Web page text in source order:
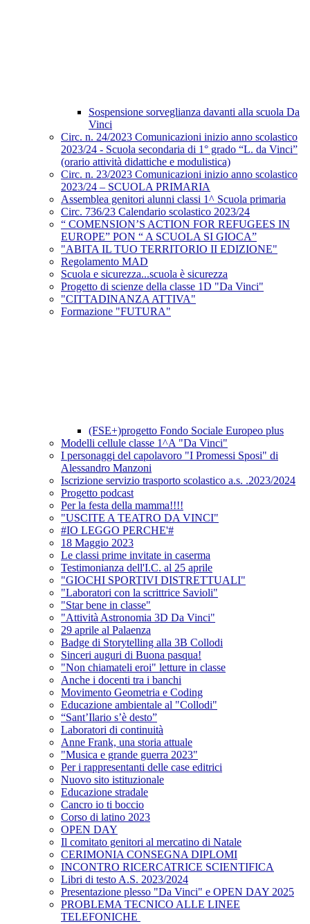
Sospensione sorveglianza davanti alla scuola Da
Vinci
Circ. n. 24/2023 Comunicazioni inizio anno scolastico
2023/24 - Scuola secondaria di 1° grado “L. da Vinci”
(orario attività didattiche e modulistica)
Circ. n. 23/2023 Comunicazioni inizio anno scolastico
2023/24 – SCUOLA PRIMARIA
Assemblea genitori alunni classi 1^ Scuola primaria
Circ. 736/23 Calendario scolastico 2023/24
“ COMENSION’S ACTION FOR REFUGEES IN
EUROPE” PON “ A SCUOLA SI GIOCA”
"ABITA IL TUO TERRITORIO II EDIZIONE"
Regolamento MAD
Scuola e sicurezza...scuola è sicurezza
Progetto di scienze della classe 1D "Da Vinci"
"CITTADINANZA ATTIVA"
Formazione "FUTURA"
(FSE+)progetto Fondo Sociale Europeo plus
Modelli cellule classe 1^A "Da Vinci"
I personaggi del capolavoro "I Promessi Sposi" di
Alessandro Manzoni
Iscrizione servizio trasporto scolastico a.s. .2023/2024
Progetto podcast
Per la festa della mamma!!!!
"USCITE A TEATRO DA VINCI"
#IO LEGGO PERCHE'#
18 Maggio 2023
Le classi prime invitate in caserma
Testimonianza dell'I.C. al 25 aprile
"GIOCHI SPORTIVI DISTRETTUALI"
"Laboratori con la scrittrice Savioli"
"Star bene in classe"
"Attività Astronomia 3D Da Vinci"
29 aprile al Palaenza
Badge di Storytelling alla 3B Collodi
Sinceri auguri di Buona pasqua!
"Non chiamateli eroi" letture in classe
Anche i docenti tra i banchi
Movimento Geometria e Coding
Educazione ambientale al "Collodi"
“Sant’Ilario s’è desto”
Laboratori di continuità
Anne Frank, una storia attuale
"Musica e grande guerra 2023"
Per i rappresentanti delle case editrici
Nuovo sito istituzionale
Educazione stradale
Cancro io ti boccio
Corso di latino 2023
OPEN DAY
Il comitato genitori al mercatino di Natale
CERIMONIA CONSEGNA DIPLOMI
INCONTRO RICERCATRICE SCIENTIFICA
Libri di testo A.S. 2023/2024
Presentazione plesso "Da Vinci" e OPEN DAY 2025
PROBLEMA TECNICO ALLE LINEE
TELEFONICHE